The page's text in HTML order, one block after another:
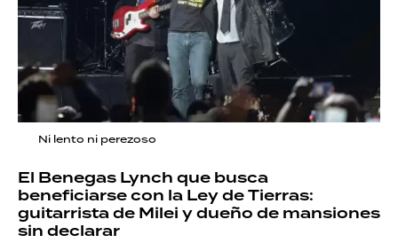
Ni lento ni perezoso
El Benegas Lynch que busca
beneficiarse con la Ley de Tierras:
guitarrista de Milei y dueño de mansiones
sin declarar